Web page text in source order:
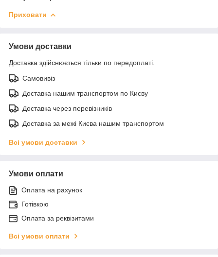
Приховати
Умови доставки
Доставка здійснюється тільки по передоплаті.
Самовивіз
Доставка нашим транспортом по Києву
Доставка через перевізників
Доставка за межі Києва нашим транспортом
Всі умови доставки
Умови оплати
Оплата на рахунок
Готівкою
Оплата за реквізитами
Всі умови оплати